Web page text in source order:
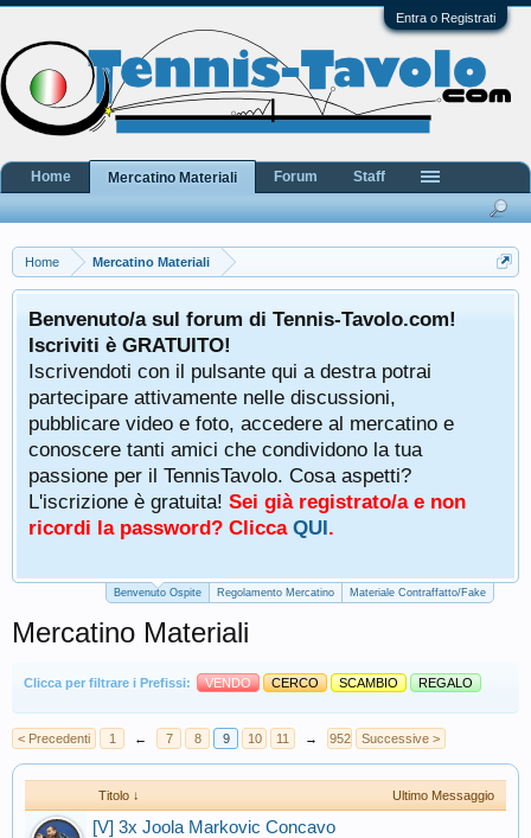
Entra o Registrati
Home Mercatino Materiali
Benvenuto/a sul forum di Tennis-Tavolo.com!
Iscriviti è GRATUITO!
Iscrivendoti con il pulsante qui a destra potrai
partecipare attivamente nelle discussioni,
pubblicare video e foto, accedere al mercatino e
conoscere tanti amici che condividono la tua
passione per il TennisTavolo. Cosa aspetti?
L'iscrizione è gratuita! Sei già registrato/a e non
ricordi la password? Clicca QUI.
Benvenuto Ospite Regolamento Mercatino Materiale Contraffatto/Fake
Mercatino Materiali
Clicca per filtrare i Prefissi: VENDO CERCO SCAMBIO REGALO
< Precedenti 1 ← 7 8 9 10 11 → 952 Successive >
Titolo ↓ Ultimo Messaggio
[V] 3x Joola Markovic Concavo
Home Mercatino Materiali Forum Staff